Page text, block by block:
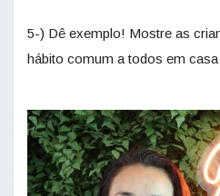
5-) Dê exemplo! Mostre as
hábito comum a todos em casa